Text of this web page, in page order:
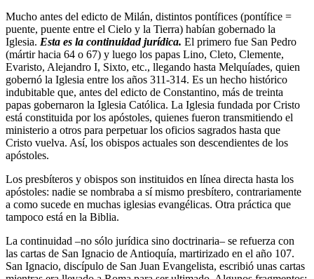
Mucho antes del edicto de Milán, distintos pontífices (pontífice =
puente, puente entre el Cielo y la Tierra) habían gobernado la
Iglesia. Esta es la continuidad jurídica. El primero fue San Pedro
(mártir hacia 64 o 67) y luego los papas Lino, Cleto, Clemente,
Evaristo, Alejandro I, Sixto, etc., llegando hasta Melquíades, quien
gobernó la Iglesia entre los años 311-314. Es un hecho histórico
indubitable que, antes del edicto de Constantino, más de treinta
papas gobernaron la Iglesia Católica. La Iglesia fundada por Cristo
está constituida por los apóstoles, quienes fueron transmitiendo el
ministerio a otros para perpetuar los oficios sagrados hasta que
Cristo vuelva. Así, los obispos actuales son descendientes de los
apóstoles.
Los presbíteros y obispos son instituidos en línea directa hasta los
apóstoles: nadie se nombraba a sí mismo presbítero, contrariamente
a como sucede en muchas iglesias evangélicas. Otra práctica que
tampoco está en la Biblia.
La continuidad –no sólo jurídica sino doctrinaria– se refuerza con
las cartas de San Ignacio de Antioquía, martirizado en el año 107.
San Ignacio, discípulo de San Juan Evangelista, escribió unas cartas